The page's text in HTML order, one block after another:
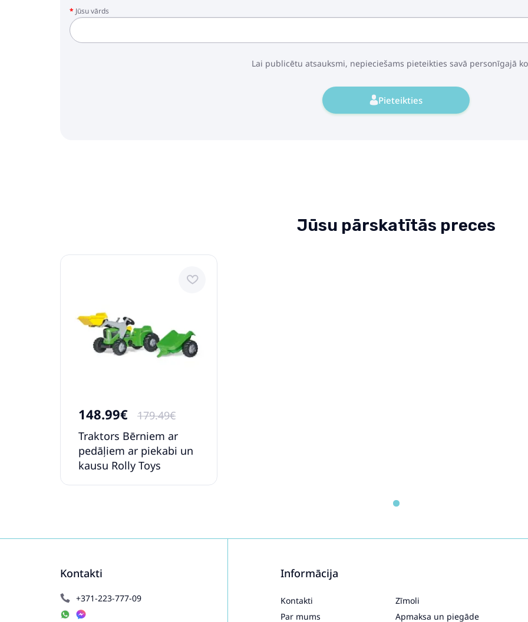
Jūsu vārds
Lai publicētu atsauksmi, nepieciešams pieteikties savā personīgajā
Pieteikties
Jūsu pārskatītās preces
148.99€
179.49€
Traktors Bērniem ar
pedāļiem ar piekabi un
kausu Rolly Toys
Kontakti
+371-223-777-09
Informācija
Kontakti
Par mums
Zīmoli
Apmaksa un piegāde